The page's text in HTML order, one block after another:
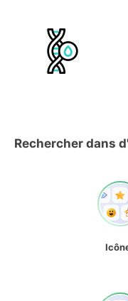
Rechercher dans